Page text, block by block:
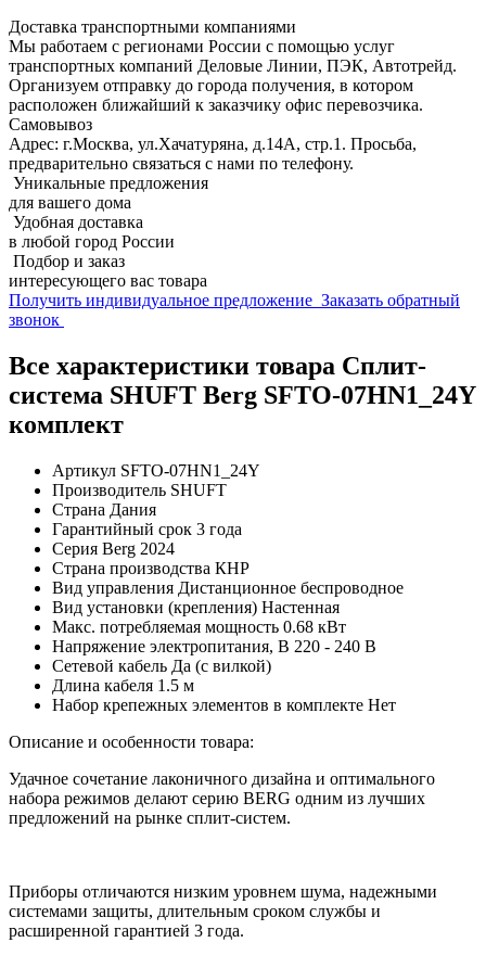
Доставка транспортными компаниями
Мы работаем с регионами России с помощью услуг
транспортных компаний Деловые Линии, ПЭК, Автотрейд.
Организуем отправку до города получения, в котором
расположен ближайший к заказчику офис перевозчика.
Самовывоз
Адрес: г.Москва, ул.Хачатуряна, д.14А, стр.1. Просьба,
предварительно связаться с нами по телефону.
Уникальные предложения
для вашего дома
Удобная доставка
в любой город России
Подбор и заказ
интересующего вас товара
Получить индивидуальное предложение Заказать обратный
звонок
Все характеристики товара Сплит-
система SHUFT Berg SFTO-07HN1_24Y
комплект
Артикул SFTO-07HN1_24Y
Производитель SHUFT
Страна Дания
Гарантийный срок 3 года
Серия Berg 2024
Страна производства КНР
Вид управления Дистанционное беспроводное
Вид установки (крепления) Настенная
Макс. потребляемая мощность 0.68 кВт
Напряжение электропитания, В 220 - 240 В
Сетевой кабель Да (с вилкой)
Длина кабеля 1.5 м
Набор крепежных элементов в комплекте Нет
Описание и особенности товара:
Удачное сочетание лаконичного дизайна и оптимального
набора режимов делают серию BERG одним из лучших
предложений на рынке сплит-систем.
Приборы отличаются низким уровнем шума, надежными
системами защиты, длительным сроком службы и
расширенной гарантией 3 года.